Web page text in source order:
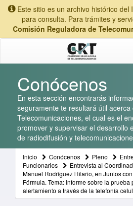
Este sitio es un archivo histórico del
para consulta. Para trámites y
Comisión Reguladora de
Conócenos
En esta sección encontrarás
seguramente te resultará útil
Telecomunicaciones, el cual es el
promover y supervisar el desarrollo
de radiodifusión y
Inicio Conócenos Pleno
Funcionarios
Entrevista al
Manuel Rodríguez Hilario, en Juntos
Fórmula. Tema: Informe sobre la
alertamiento a través de la telefonía